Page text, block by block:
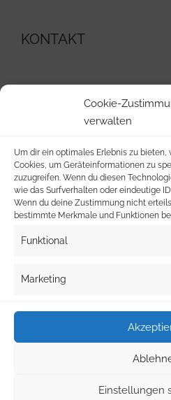
Cookie-
verwalten
Um dir ein optimales Erlebnis zu
Cookies, um Geräteinformationen zu
zuzugreifen. Wenn du diesen
wie das Surfverhalten oder eindeutige
Wenn du deine Zustimmung nicht
bestimmte Merkmale und Funktionen
Funktional
Marketing
Einstellungen
KONTAKT
039954/22401
Malchiner Straße 59
17153 Stavenhagen